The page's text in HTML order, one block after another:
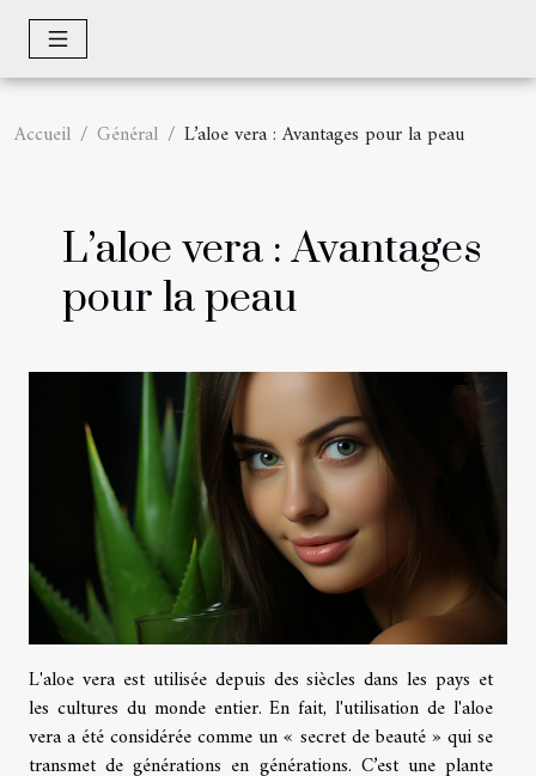
Accueil Général L’aloe vera : Avantages pour la peau
L’aloe vera : Avantages
pour la peau
L'aloe vera est utilisée depuis des siècles dans les pays et
les cultures du monde entier. En fait, l'utilisation de l'aloe
vera a été considérée comme un « secret de beauté » qui se
transmet de générations en générations. C’est une plante